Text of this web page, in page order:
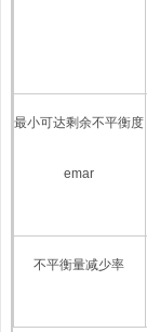
最小可达剩余不平衡度
emar
不平衡量减少率